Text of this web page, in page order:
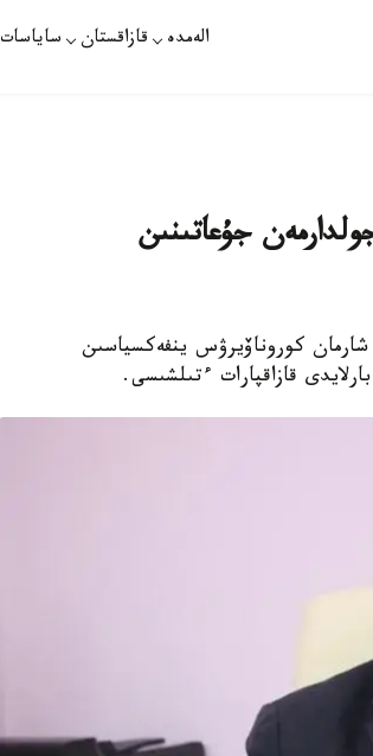
الەمدە قازاقستان ساياسات
جۇعاتىنىن
شارمان كوروناۆيرۋس ينفەكسياسىن
قازاقپارات ءتىلشىسى.